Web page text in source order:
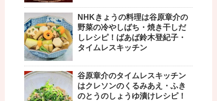
NHKきょうの料理は谷原章介の
野菜の冷やしばち・焼き干しだ
しレシピ！ばあば鈴木登紀子・
タイムレスキッチン
谷原章介のタイムレスキッチン
はクレソンのくるみあえ・ふき
のとうのしょうゆ漬けレシピ！